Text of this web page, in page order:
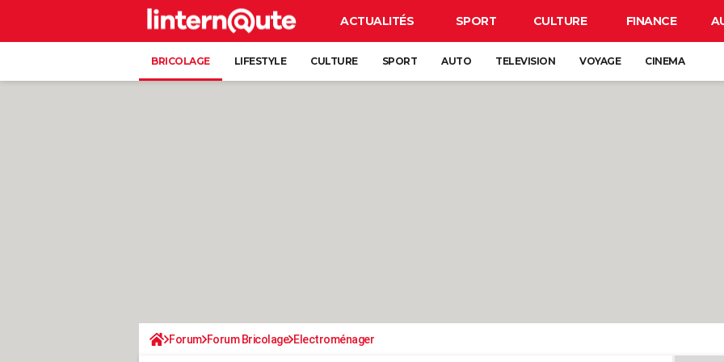
ACTUALITÉS SPORT CULTURE FINANCE
BRICOLAGE LIFESTYLE CULTURE SPORT AUTO TELEVISION VOYAGE CINEMA
Forum Forum Bricolage Electroménager